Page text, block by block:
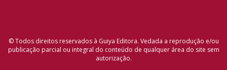
© Todos direitos reservados à Guiya Editora. Vedada a reprodução e/ou
publicação parcial ou integral do conteúdo de qualquer área do site sem
autorização.